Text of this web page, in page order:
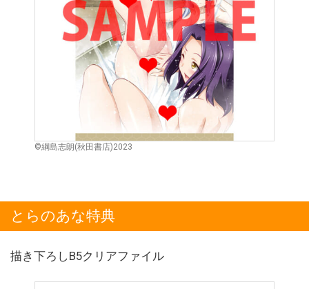
©綱島志朗(秋田書店)2023
とらのあな特典
描き下ろしB5クリアファイル